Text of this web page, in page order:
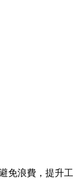
免浪費，提升工